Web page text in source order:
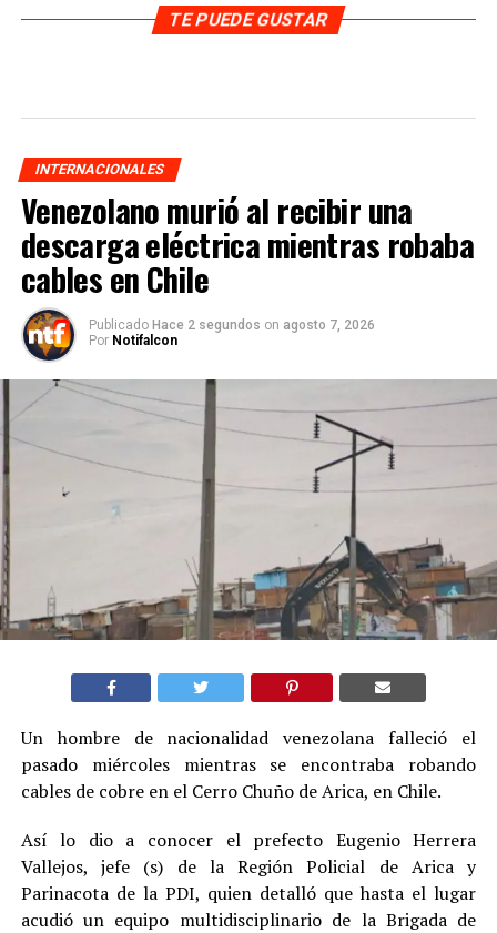
TE PUEDE GUSTAR
INTERNACIONALES
Venezolano murió al recibir una
descarga eléctrica mientras robaba
cables en Chile
Publicado Hace 2 segundos on agosto 7, 2026
Por Notifalcon
Un hombre de nacionalidad venezolana falleció el
pasado miércoles mientras se encontraba robando
cables de cobre en el Cerro Chuño de Arica, en Chile.
Así lo dio a conocer el prefecto Eugenio Herrera
Vallejos, jefe (s) de la Región Policial de Arica y
Parinacota de la PDI, quien detalló que hasta el lugar
acudió un equipo multidisciplinario de la Brigada de